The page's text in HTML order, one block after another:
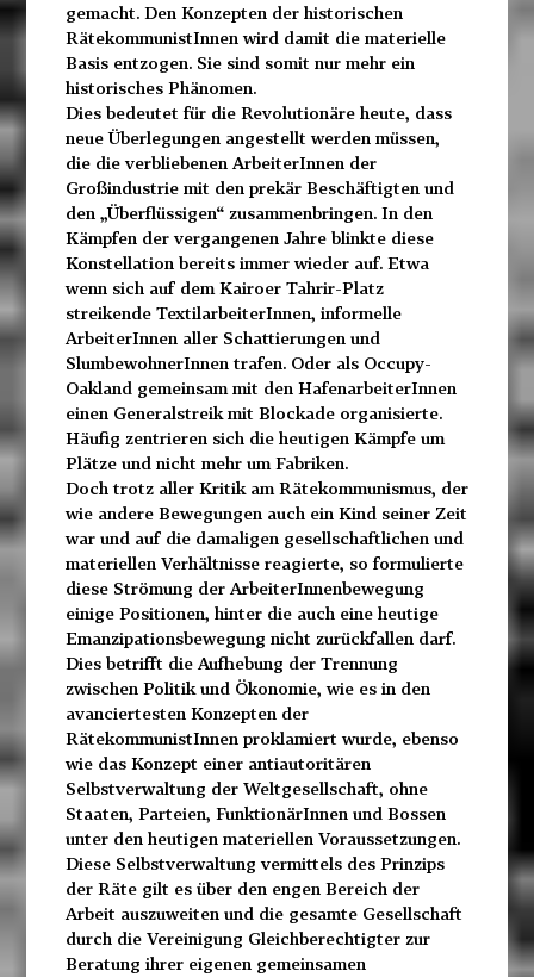
gemacht. Den Konzepten der historischen
RätekommunistInnen wird damit die materielle
Basis entzogen. Sie sind somit nur mehr ein
historisches Phänomen.
Dies bedeutet für die Revolutionäre heute, dass
neue Überlegungen angestellt werden müssen,
die die verbliebenen ArbeiterInnen der
Großindustrie mit den prekär Beschäftigten und
den „Überflüssigen“ zusammenbringen. In den
Kämpfen der vergangenen Jahre blinkte diese
Konstellation bereits immer wieder auf. Etwa
wenn sich auf dem Kairoer Tahrir-Platz
streikende TextilarbeiterInnen, informelle
ArbeiterInnen aller Schattierungen und
SlumbewohnerInnen trafen. Oder als Occupy-
Oakland gemeinsam mit den HafenarbeiterInnen
einen Generalstreik mit Blockade organisierte.
Häufig zentrieren sich die heutigen Kämpfe um
Plätze und nicht mehr um Fabriken.
Doch trotz aller Kritik am Rätekommunismus, der
wie andere Bewegungen auch ein Kind seiner Zeit
war und auf die damaligen gesellschaftlichen und
materiellen Verhältnisse reagierte, so formulierte
diese Strömung der ArbeiterInnenbewegung
einige Positionen, hinter die auch eine heutige
Emanzipationsbewegung nicht zurückfallen darf.
Dies betrifft die Aufhebung der Trennung
zwischen Politik und Ökonomie, wie es in den
avanciertesten Konzepten der
RätekommunistInnen proklamiert wurde, ebenso
wie das Konzept einer antiautoritären
Selbstverwaltung der Weltgesellschaft, ohne
Staaten, Parteien, FunktionärInnen und Bossen
unter den heutigen materiellen Voraussetzungen.
Diese Selbstverwaltung vermittels des Prinzips
der Räte gilt es über den engen Bereich der
Arbeit auszuweiten und die gesamte Gesellschaft
durch die Vereinigung Gleichberechtigter zur
Beratung ihrer eigenen gemeinsamen